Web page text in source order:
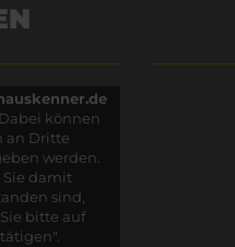
können
an Dritte
werden.
Sie damit
sind,
bitte auf